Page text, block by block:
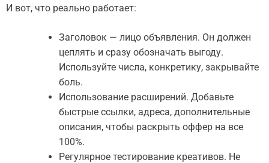
И вот, что реально работает:
Заголовок — лицо объявления. Он должен
цеплять и сразу обозначать выгоду.
Используйте числа, конкретику, закрывайте
боль.
Использование расширений. Добавьте
быстрые ссылки, адреса, дополнительные
описания, чтобы раскрыть оффер на все
100%.
Регулярное тестирование креативов. Не